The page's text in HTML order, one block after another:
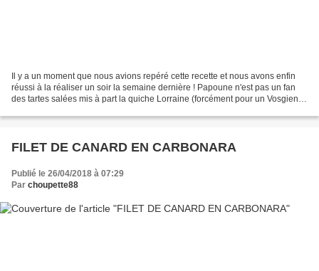
Il y a un moment que nous avions repéré cette recette et nous avons enfin
réussi à la réaliser un soir la semaine dernière ! Papoune n'est pas un fan
des tartes salées mis à part la quiche Lorraine (forcément pour un Vosgien
FILET DE CANARD EN CARBONARA
Publié le 26/04/2018 à 07:29
Par choupette88